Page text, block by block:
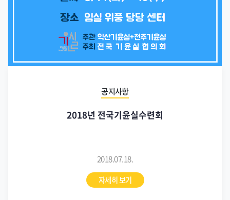
공지사항
2018년 전국기윤실수련회
2018.07.18.
자세히 보기